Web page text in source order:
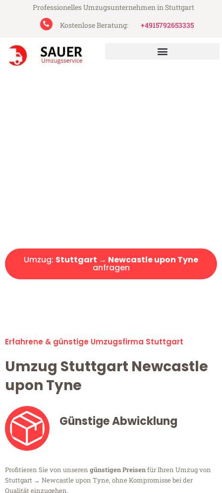
Professionelles Umzugsunternehmen in Stuttgart
Kostenlose Beratung:
+4915792653335
Umzug: Stuttgart → Newcastle upon Tyne
anfragen
Erfahrene & günstige Umzugsfirma Stuttgart
Umzug Stuttgart Newcastle
upon Tyne
Günstige Abwicklung
Profitieren Sie von unseren günstigen Preisenfür Ihren Umzug von
Stuttgart → Newcastle upon Tyne, ohne Kompromisse bei der
Qualität einzugehen.